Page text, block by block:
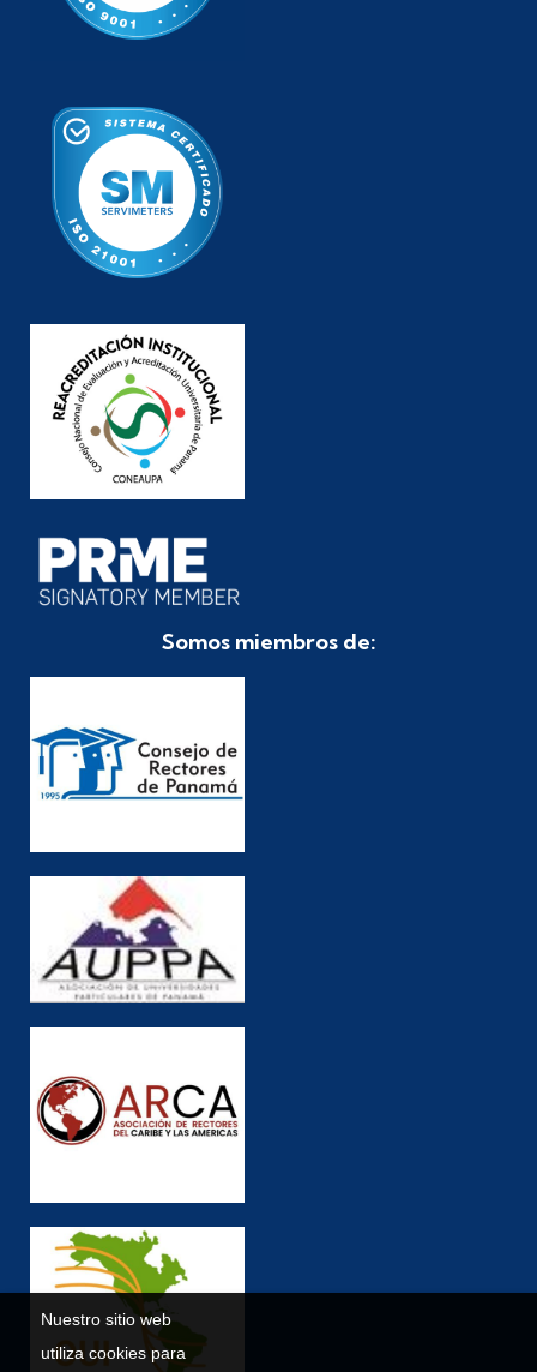
Nuestro sitio web
utiliza cookies para
Somos miembros de: